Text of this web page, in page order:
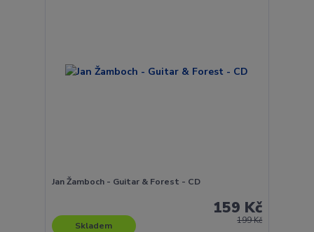
Jan Žamboch - Guitar & Forest - CD
199 Kč
159 Kč
Skladem